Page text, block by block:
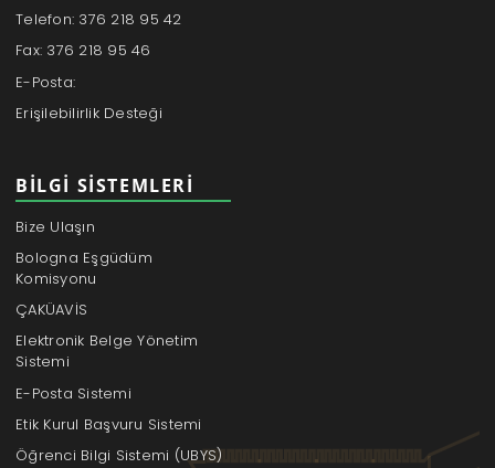
Telefon: 376 218 95 42
Fax: 376 218 95 46
E-Posta:
Erişilebilirlik Desteği
BILGI SISTEMLERI
Bize Ulaşın
Bologna Eşgüdüm
Komisyonu
ÇAKÜAVİS
Elektronik Belge Yönetim
Sistemi
E-Posta Sistemi
Etik Kurul Başvuru Sistemi
Öğrenci Bilgi Sistemi (UBYS)